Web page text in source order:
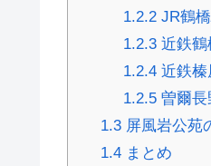
1.2.2 JR鶴
1.2.3 近鉄鶴
1.2.4 近鉄榛
1.2.5 曽爾長
1.3屏風岩公苑
1.4まとめ